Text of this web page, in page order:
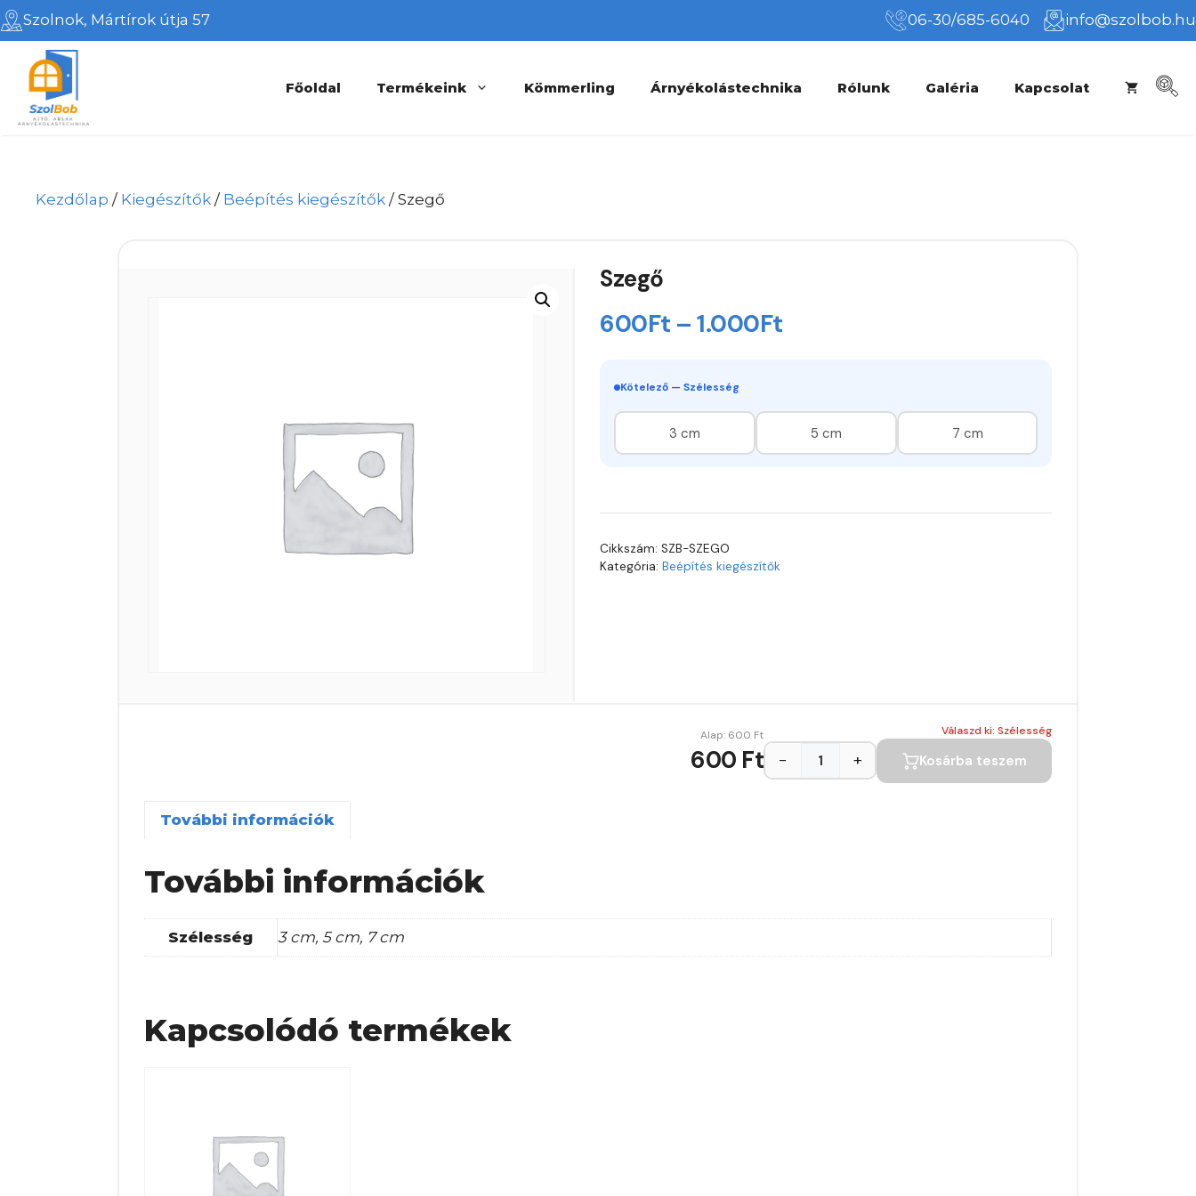
Kilépés
a
tartalomba
Szolnok, Mártírok útja 57 06-30/685-6040 info@szolbob.hu
Főoldal Termékeink Kömmerling Árnyékolástechnika Rólunk Galéria Kapcsolat
Kezdőlap / Kiegészítők / Beépítés kiegészítők / Szegő
Szegő
600Ft – 1.000FtÁrtartomány:
1.000Ft
Kötelező — Szélesség
3 cm 5 cm 7 cm
Cikkszám:SZB-SZEGO
Kategória:Beépítés kiegészítők
Alap: 600 Ft
600 Ft
Válaszd ki: Szélesség
− + Kosárba teszem
További információk
További információk
Szélesség 3 cm, 5 cm, 7 cm
Kapcsolódó termékek
variációja